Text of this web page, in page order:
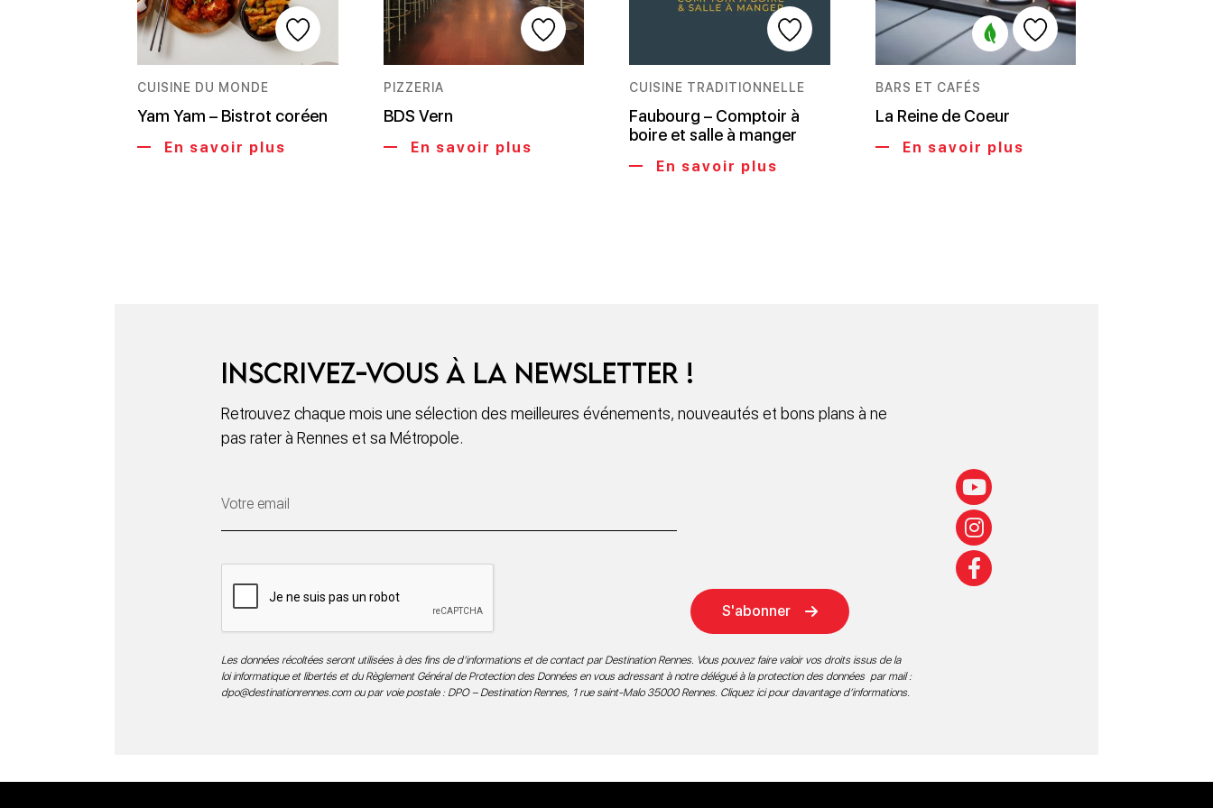
CUISINE DU MONDE
Yam Yam – Bistrot coréen
En savoir plus
PIZZERIA
BDS Vern
En savoir plus
CUISINE TRADITIONNELLE
Faubourg – Comptoir à
boire et salle à manger
En savoir plus
BARS ET CAFÉS
La Reine de Coeur
En savoir plus
Inscrivez-vous à la newsletter !
Retrouvez chaque mois une sélection des meilleures événements, nouveautés et bons plans à ne
pas rater à Rennes et sa Métropole.
S'abonner
Les données récoltées seront utilisées à des fins de d’informations et de contact par Destination Rennes. Vous pouvez faire valoir vos droits issus de la
loi informatique et libertés et du Règlement Général de Protection des Données en vous adressant à notre délégué à la protection des données par mail :
dpo@destinationrennes.comou par voie postale : DPO – Destination Rennes, 1 rue saint-Malo 35000 Rennes. Cliquez ici pour davantage d’informations.